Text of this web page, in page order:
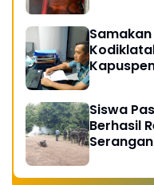
Siswa
Berhasil